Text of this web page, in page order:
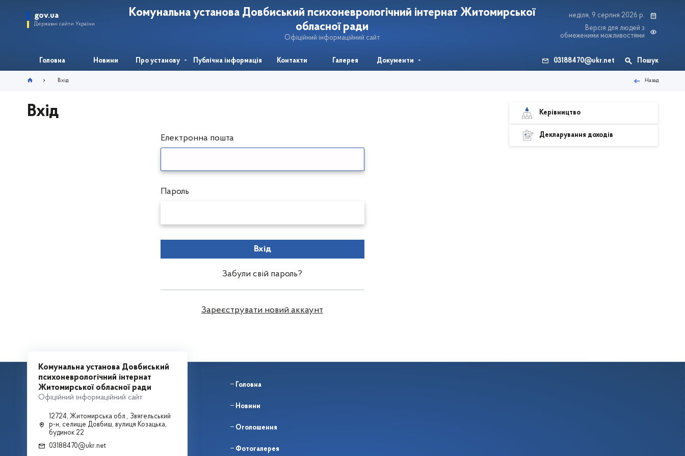
gov.ua
Державні сайти України
Комунальна установа Довбиський психоневрологічний інтернат Житомирської
обласної ради
Офіційний інформаційний сайт
неділя, 9 серпня 2026 р.
Версія для людей з
обмеженими можливостями
Головна Новини Про установу Публічна інформація Контакти Галерея Документи 03188470@ukr.net Пошук
Вхід Назад
Вхід
Електронна пошта
Пароль
Вхід
Забули свій пароль?
Зареєструвати новий аккаунт
Керівництво
Декларування доходів
Комунальна установа Довбиський
психоневрологічний інтернат
Житомирської обласної ради
Офіційний інформаційний сайт
12724, Житомирська обл., Звягельський
р-н, селище Довбиш, вулиця Козацька,
будинок 22
03188470@ukr.net
Головна
Новини
Оголошення
Фотогалерея